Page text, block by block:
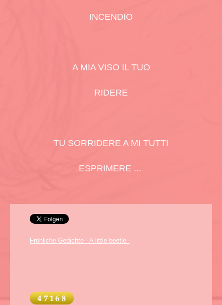
INCENDIO
A MIA VISO IL TUO
RIDERE
TU SORRIDERE A MI TUTTI
ESPRIMERE ...
Fröhliche Gedichte - A little beetle -